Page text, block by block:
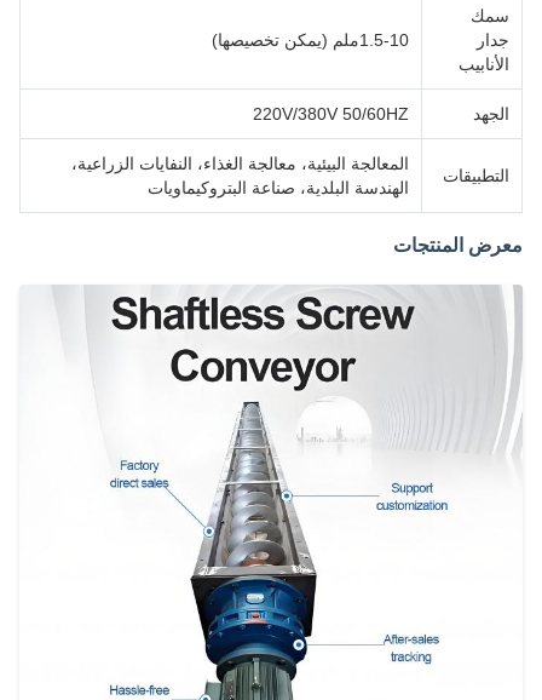
سمك
جدار
الأنابيب
1.5-10ملم (يمكن تخصيصها)
الجهد 220V/380V 50/60HZ
التطبيقات
المعالجة البيئية، معالجة الغذاء، النفايات الزراعية،
الهندسة البلدية، صناعة البتروكيماويات
معرض المنتجات